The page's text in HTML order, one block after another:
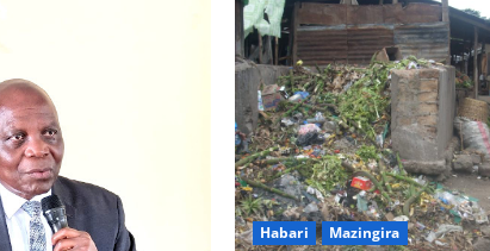
Habari Mazingira